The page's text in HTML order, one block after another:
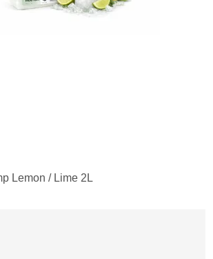
Lemon / Lime 2L